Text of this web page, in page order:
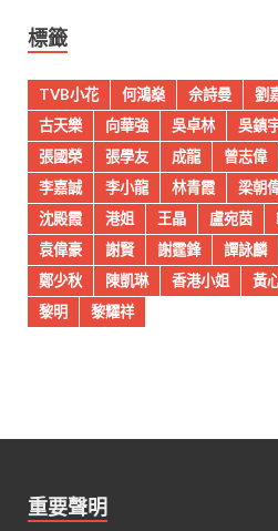
標籤
TVB小花 何鴻燊 佘詩曼 劉
古天樂
向華強 吳卓林 吳鎮
張國榮
張學友 成龍 曾志偉
李嘉誠
李小龍 林青霞 梁朝
沈殿霞
港姐 王晶 盧宛茵
袁偉豪
謝賢 謝霆鋒 譚詠麟
鄭少秋
陳凱琳 香港小姐 黃
黎明
黎耀祥
重要聲明